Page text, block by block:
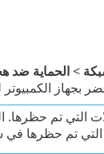
>الحماية ضد
بجهاز الكمبيوتر
التي تم
تم حظرها في